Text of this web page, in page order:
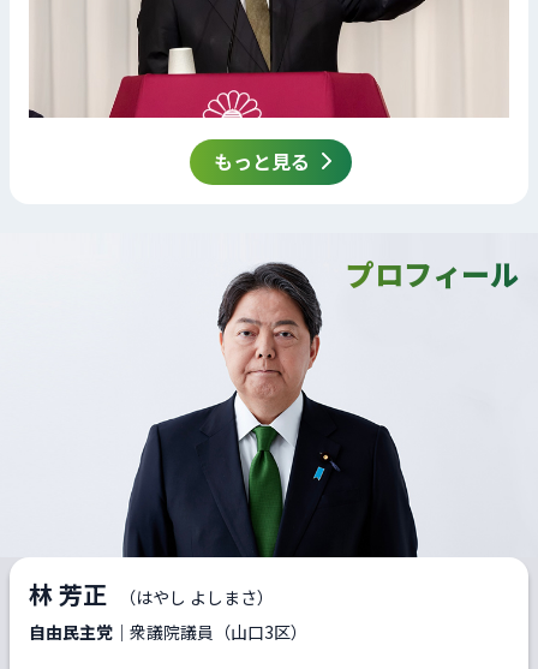
もっと見る
プロフィール
林 芳正
（はやし よしまさ）
自由民主党 ｜衆議院議員（山口3区）